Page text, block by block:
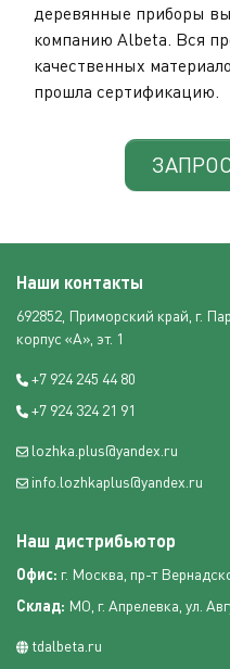
деревянные приборы
компанию Albeta. Вся
качественных
прошла сертификацию.
Наши контакты
692852, Приморский край, г.
корпус «А», эт. 1
+7 924 245 44 80
+7 924 324 21 91
lozhka.plus@yandex.ru
info.lozhkaplus@yandex.ru
Наш дистрибьютор
Офис: г. Москва, пр-т
Склад: МО, г. Апрелевка, ул.
tdalbeta.ru